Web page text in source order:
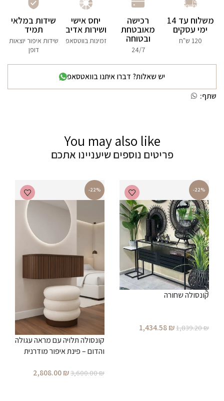
משלוח עד 14
ימי עסקים
120 ש"ח
רכישה
מאובטחת
ובטוחה
24/7
יחס אישי
ושירות אדיב
זמינות בווטסאפ
שידות במלאי
תמיד
שידות איפור יוצאות
דופן
יש שאלות? דברו איתנו בוואטסאפ
שתף:
You may also like
פריטים נוספים שיעניינו אתכם
-22%
קונסולה שחורה
1,839.20₪
1,434.58₪
-22%
קונסולה תלויה עם מראה עגולה
והדום – פינת איפור מודרנית
3,600.00₪
2,808.00₪